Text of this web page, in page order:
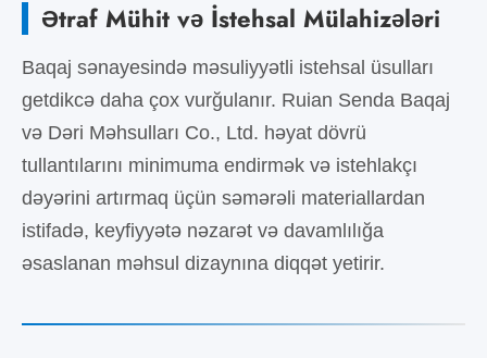
Ətraf Mühit və İstehsal Mülahizələri
Baqaj sənayesində məsuliyyətli istehsal üsulları
getdikcə daha çox vurğulanır. Ruian Senda Baqaj
və Dəri Məhsulları Co., Ltd. həyat dövrü
tullantılarını minimuma endirmək və istehlakçı
dəyərini artırmaq üçün səmərəli materiallardan
istifadə, keyfiyyətə nəzarət və davamlılığa
əsaslanan məhsul dizaynına diqqət yetirir.